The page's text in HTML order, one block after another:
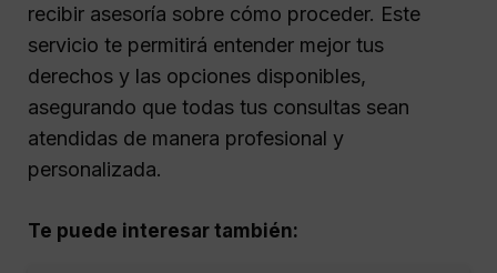
recibir asesoría sobre cómo proceder. Este
servicio te permitirá entender mejor tus
derechos y las opciones disponibles,
asegurando que todas tus consultas sean
atendidas de manera profesional y
personalizada.
Te puede interesar también: